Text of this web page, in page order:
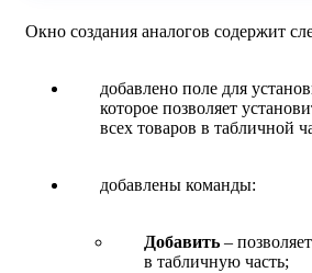
Окно создания аналогов содержит
добавлено поле для
которое позволяет
всех товаров в табличной
добавлены команды:
Добавить –
в табличную часть;